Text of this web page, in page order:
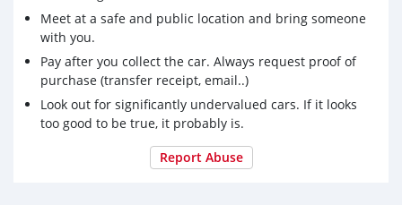
Gearbox. : M/T Color. : เทา
Mileage. : 18,xxx km.
(ซื้อสด ราคานี้ยังไม่รวมค่าดำเนินการ 10,000 บ.)
🚩 Price. 589,000 บาท
ยอดจัด : 599,000 บาท
เงินดาวน์. : 0 บาท
ประกันภัย : ฟรีประกันภัย 1 ปี
ค่าดำเนินการ : 10,000 บาท
Meet at a safe and public location and bring someone
with you.
Pay after you collect the car. Always request proof of
purchase (transfer receipt, email..)
Look out for significantly undervalued cars. If it looks
too good to be true, it probably is.
Report Abuse